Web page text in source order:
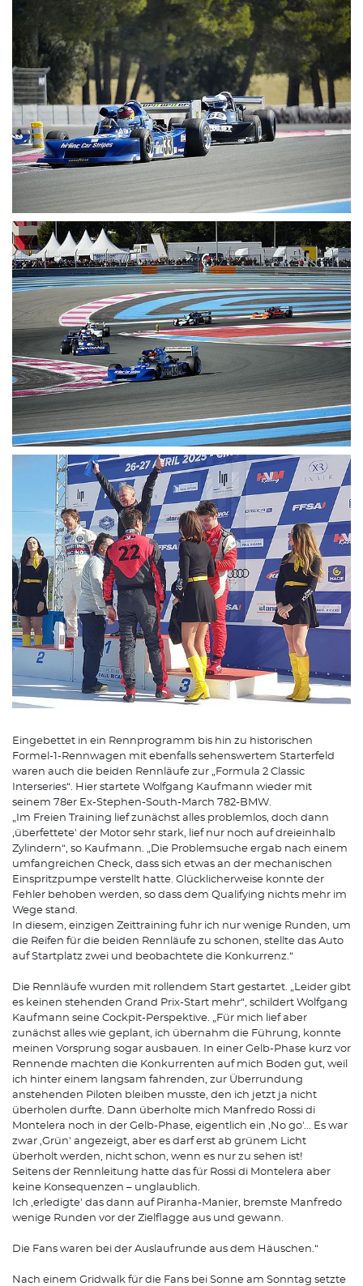
Eingebettet in ein Rennprogramm bis hin zu historischen
Formel-1-Rennwagen mit ebenfalls sehenswertem Starterfeld
waren auch die beiden Rennläufe zur „Formula 2 Classic
Interseries“. Hier startete Wolfgang Kaufmann wieder mit
seinem 78er Ex-Stephen-South-March 782-BMW.
„Im Freien Training lief zunächst alles problemlos, doch dann
,überfettete' der Motor sehr stark, lief nur noch auf dreieinhalb
Zylindern“, so Kaufmann. „Die Problemsuche ergab nach einem
umfangreichen Check, dass sich etwas an der mechanischen
Einspritzpumpe verstellt hatte. Glücklicherweise konnte der
Fehler behoben werden, so dass dem Qualifying nichts mehr im
Wege stand.
In diesem, einzigen Zeittraining fuhr ich nur wenige Runden, um
die Reifen für die beiden Rennläufe zu schonen, stellte das Auto
auf Startplatz zwei und beobachtete die Konkurrenz.“
Die Rennläufe wurden mit rollendem Start gestartet. „Leider gibt
es keinen stehenden Grand Prix-Start mehr“, schildert Wolfgang
Kaufmann seine Cockpit-Perspektive. „Für mich lief aber
zunächst alles wie geplant, ich übernahm die Führung, konnte
meinen Vorsprung sogar ausbauen. In einer Gelb-Phase kurz vor
Rennende machten die Konkurrenten auf mich Boden gut, weil
ich hinter einem langsam fahrenden, zur Überrundung
anstehenden Piloten bleiben musste, den ich jetzt ja nicht
überholen durfte. Dann überholte mich Manfredo Rossi di
Montelera noch in der Gelb-Phase, eigentlich ein ,No go'... Es war
zwar ,Grün' angezeigt, aber es darf erst ab grünem Licht
überholt werden, nicht schon, wenn es nur zu sehen ist!
Seitens der Rennleitung hatte das für Rossi di Montelera aber
keine Konsequenzen – unglaublich.
Ich ,erledigte' das dann auf Piranha-Manier, bremste Manfredo
wenige Runden vor der Zielflagge aus und gewann.
Die Fans waren bei der Auslaufrunde aus dem Häuschen.“
Nach einem Gridwalk für die Fans bei Sonne am Sonntag setzte